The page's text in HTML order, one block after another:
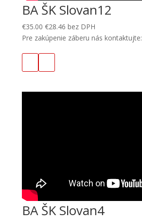
BA ŠK Slovan12
€35.00 €28.46 bez DPH
Pre zakúpenie záberu nás kontaktujte:
BA ŠK Slovan4